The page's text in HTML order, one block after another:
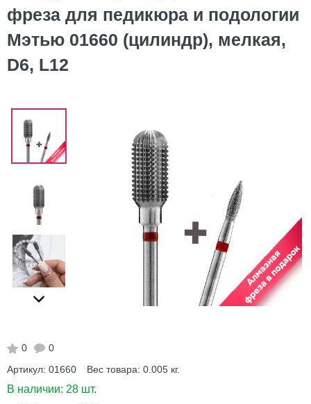
фреза для педикюра и подологии
Мэтью 01660 (цилиндр), мелкая,
D6, L12
0
0
Артикул: 01660 Вес товара: 0.005 кг.
В наличии: 28 шт.